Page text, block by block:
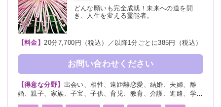
どんな願いも完全成就！未来への道を開
き、人生を変える霊能者。
【料金】20分7,700円（税込）／以降1分ごとに385円（税込）
お問い合わせください
【得意な分野】 出会い、相性、遠距離恋愛、結婚、夫婦、離
婚、親子、家族、子宝、子供、育児、教育、介護、進路、学